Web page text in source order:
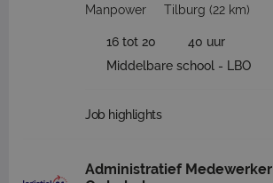
Manpower Tilburg (22 km)
16 tot 20
40 uur
Middelbare school - LBO
Job highlights
Administratief Medewerker